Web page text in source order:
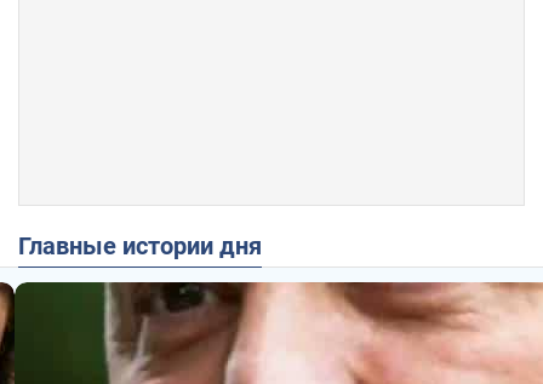
Главные истории дня